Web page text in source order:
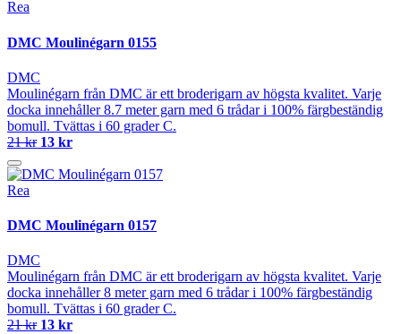
Rea
DMC Moulinégarn 0155
DMC
Moulinégarn från DMC är ett broderigarn av högsta kvalitet. Varje
docka innehåller 8.7 meter garn med 6 trådar i 100% färgbeständig
bomull. Tvättas i 60 grader C.
21 kr 13 kr
Rea
DMC Moulinégarn 0157
DMC
Moulinégarn från DMC är ett broderigarn av högsta kvalitet. Varje
docka innehåller 8 meter garn med 6 trådar i 100% färgbeständig
bomull. Tvättas i 60 grader C.
21 kr 13 kr